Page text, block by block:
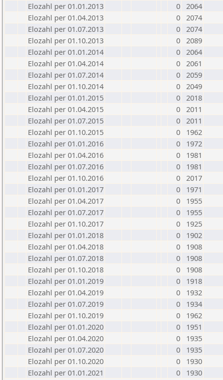
Elozahl per 01.01.2013
0 2064
Elozahl per 01.04.2013
0 2074
Elozahl per 01.07.2013
0 2074
Elozahl per 01.10.2013
0 2089
Elozahl per 01.01.2014
0 2064
Elozahl per 01.04.2014
0 2061
Elozahl per 01.07.2014
0 2059
Elozahl per 01.10.2014
0 2049
Elozahl per 01.01.2015
0 2018
Elozahl per 01.04.2015
0 2011
Elozahl per 01.07.2015
0 2011
Elozahl per 01.10.2015
0
1962
Elozahl per 01.01.2016
0
1972
Elozahl per 01.04.2016
0
1981
Elozahl per 01.07.2016
0
1981
Elozahl per 01.10.2016
0 2017
Elozahl per 01.01.2017
0
1971
Elozahl per 01.04.2017
0
1955
Elozahl per 01.07.2017
0
1955
Elozahl per 01.10.2017
0
1925
Elozahl per 01.01.2018
0
1902
Elozahl per 01.04.2018
0
1908
Elozahl per 01.07.2018
0
1908
Elozahl per 01.10.2018
0
1908
Elozahl per 01.01.2019
0
1918
Elozahl per 01.04.2019
0
1932
Elozahl per 01.07.2019
0
1934
Elozahl per 01.10.2019
0
1962
Elozahl per 01.01.2020
0
1951
Elozahl per 01.04.2020
0
1935
Elozahl per 01.07.2020
0
1935
Elozahl per 01.10.2020
0
1930
Elozahl per 01.01.2021
0
1930